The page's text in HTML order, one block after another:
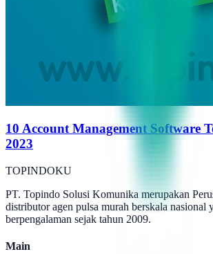
10 Account Management Software
2023
TOPINDOKU
PT. Topindo Solusi Komunika merupakan
distributor agen pulsa murah berskala nasional
berpengalaman sejak tahun 2009.
Main